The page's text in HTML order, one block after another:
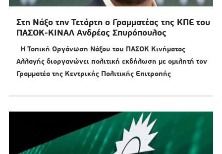
Στη Νάξο την Τετάρτη ο Γραμματέας της ΚΠΕ του
ΠΑΣΟΚ-ΚΙΝΑΛ Ανδρέας Σπυρόπουλος
Η Τοπική Οργάνωση Νάξου του ΠΑΣΟΚ Κινήματος
Αλλαγής διοργανώνει πολιτική εκδήλωση με ομιλητή τον
Γραμματέα της Κεντρικής Πολιτικής Επιτροπής